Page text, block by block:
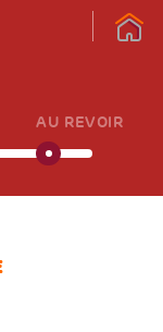
AU REVOIR